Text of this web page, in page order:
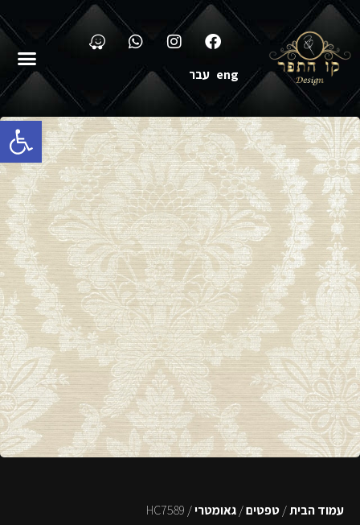
פתח
eng עבר
עמוד הבית/טפטים/גאומטרי/ HC7589